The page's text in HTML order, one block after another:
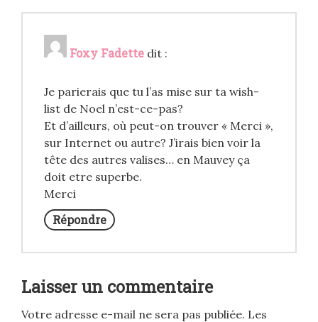
Foxy Fadette dit :
Je parierais que tu l’as mise sur ta wish-
list de Noel n’est-ce-pas?
Et d’ailleurs, où peut-on trouver « Merci »,
sur Internet ou autre? J’irais bien voir la
tête des autres valises… en Mauvey ça
doit etre superbe.
Merci
Répondre
Laisser un commentaire
Votre adresse e-mail ne sera pas publiée. Les